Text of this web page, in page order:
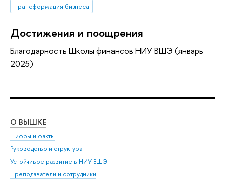
трансформация бизнеса
Достижения и поощрения
Благодарность Школы финансов НИУ ВШЭ (январь
2025)
О ВЫШКЕ
Цифры и факты
Руководство и структура
Устойчивое развитие в НИУ ВШЭ
Преподаватели и сотрудники